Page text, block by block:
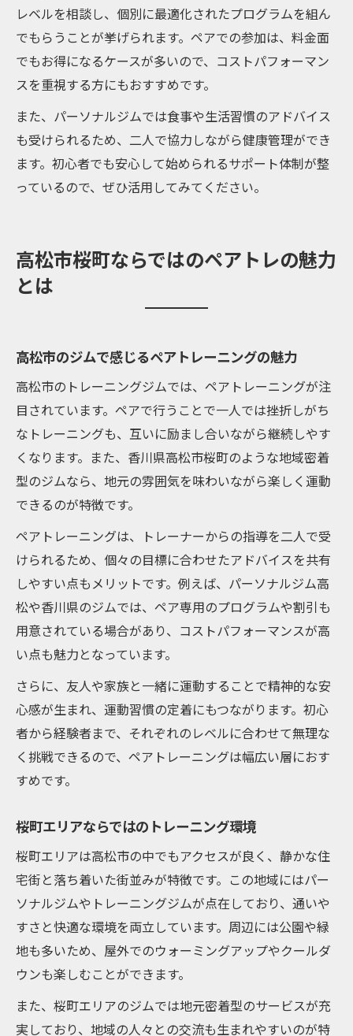
レベルを相談し、個別に最適化されたプログラムを組ん
でもらうことが挙げられます。ペアでの参加は、料金面
でもお得になるケースが多いので、コストパフォーマン
スを重視する方にもおすすめです。
また、パーソナルジムでは食事や生活習慣のアドバイス
も受けられるため、二人で協力しながら健康管理ができ
ます。初心者でも安心して始められるサポート体制が整
っているので、ぜひ活用してみてください。
高松市桜町ならではのペアトレの魅力
とは
高松市のジムで感じるペアトレーニングの魅力
高松市のトレーニングジムでは、ペアトレーニングが注
目されています。ペアで行うことで一人では挫折しがち
なトレーニングも、互いに励まし合いながら継続しやす
くなります。また、香川県高松市桜町のような地域密着
型のジムなら、地元の雰囲気を味わいながら楽しく運動
できるのが特徴です。
ペアトレーニングは、トレーナーからの指導を二人で受
けられるため、個々の目標に合わせたアドバイスを共有
しやすい点もメリットです。例えば、パーソナルジム高
松や香川県のジムでは、ペア専用のプログラムや割引も
用意されている場合があり、コストパフォーマンスが高
い点も魅力となっています。
さらに、友人や家族と一緒に運動することで精神的な安
心感が生まれ、運動習慣の定着にもつながります。初心
者から経験者まで、それぞれのレベルに合わせて無理な
く挑戦できるので、ペアトレーニングは幅広い層におす
すめです。
桜町エリアならではのトレーニング環境
桜町エリアは高松市の中でもアクセスが良く、静かな住
宅街と落ち着いた街並みが特徴です。この地域にはパー
ソナルジムやトレーニングジムが点在しており、通いや
すさと快適な環境を両立しています。周辺には公園や緑
地も多いため、屋外でのウォーミングアップやクールダ
ウンも楽しむことができます。
また、桜町エリアのジムでは地元密着型のサービスが充
実しており、地域の人々との交流も生まれやすいのが特